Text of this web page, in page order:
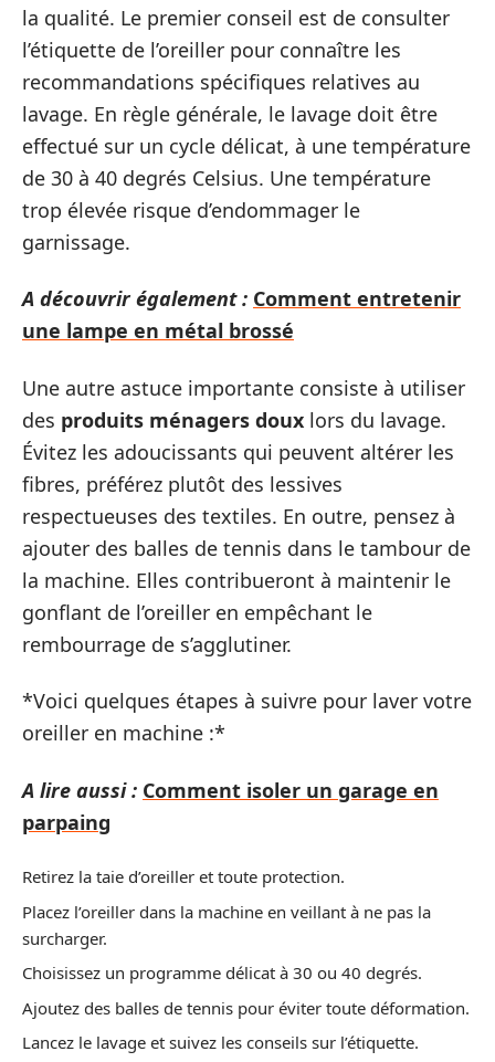
la qualité. Le premier conseil est de consulter
l’étiquette de l’oreiller pour connaître les
recommandations spécifiques relatives au
lavage. En règle générale, le lavage doit être
effectué sur un cycle délicat, à une température
de 30 à 40 degrés Celsius. Une température
trop élevée risque d’endommager le
garnissage.
A découvrir également : Comment entretenir
une lampe en métal brossé
Une autre astuce importante consiste à utiliser
des produits ménagers doux lors du lavage.
Évitez les adoucissants qui peuvent altérer les
fibres, préférez plutôt des lessives
respectueuses des textiles. En outre, pensez à
ajouter des balles de tennis dans le tambour de
la machine. Elles contribueront à maintenir le
gonflant de l’oreiller en empêchant le
rembourrage de s’agglutiner.
*Voici quelques étapes à suivre pour laver votre
oreiller en machine :*
A lire aussi : Comment isoler un garage en
parpaing
Retirez la taie d’oreiller et toute protection.
Placez l’oreiller dans la machine en veillant à ne pas la
surcharger.
Choisissez un programme délicat à 30 ou 40 degrés.
Ajoutez des balles de tennis pour éviter toute déformation.
Lancez le lavage et suivez les conseils sur l’étiquette.